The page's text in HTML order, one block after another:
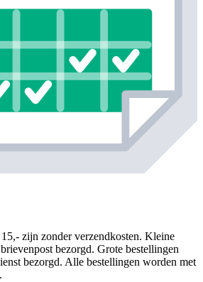
zijn zonder verzendkosten. Kleine
bezorgd. Grote bestellingen
bezorgd. Alle bestellingen worden met